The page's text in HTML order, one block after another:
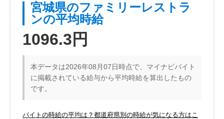
宮城県のファミリーレストラ
ンの平均時給
1096.3円
本データは2026年08月07日時点で、マイナビバイト
に掲載されている給与から平均時給を算出したもの
です。
バイトの時給の平均は？都道府県別の時給が気になる方はこ